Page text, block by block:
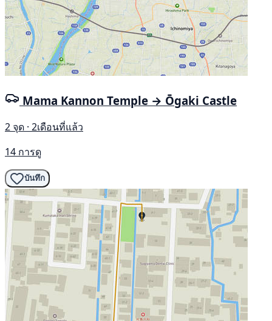
Mama Kannon Temple → Ōgaki Castle
2 จุด · 2เดือนที่แล้ว
14 การดู
บันทึก